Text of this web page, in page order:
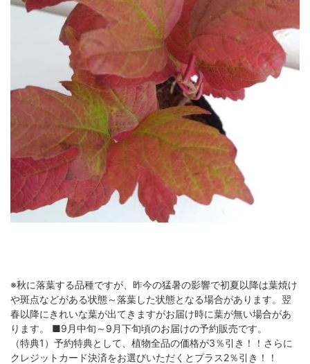
※秋に落葉する品種ですが、昨今の猛暑の影響で初夏以降は葉焼け
や斑点などがある状態～落葉した状態となる場合があります。翌
春以降にきれいな葉が出てきますがお届け時に葉が無い場合があ
ります。 ■9月中旬～9月下旬頃のお届けの予約販売です。
（特典1）予約特典として、植物全品の価格が3％引き！！さらに
クレジットカード決済をお選びいただくとプラス2％引き！！